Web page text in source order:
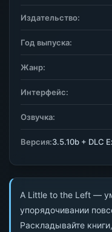
A Little to the Left —
упорядочивании
Раскладывайте
Издательство:
Год выпуска:
Жанр:
Интерфейс:
Озвучка:
Версия:3.5.10b + DLC